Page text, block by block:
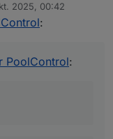
PoolControl
2025, 00:42
:
PoolControl: